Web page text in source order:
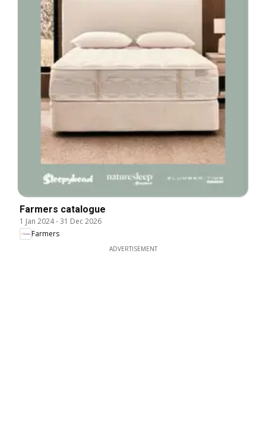
Farmers catalogue
1 Jan 2024-31 Dec 2026
Farmers
ADVERTISEMENT